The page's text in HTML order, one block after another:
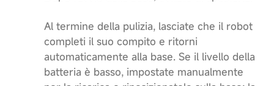
Al termine della pulizia, lasciate che il robot
completi il suo compito e ritorni
automaticamente alla base. Se il livello della
batteria è basso, impostate manualmente